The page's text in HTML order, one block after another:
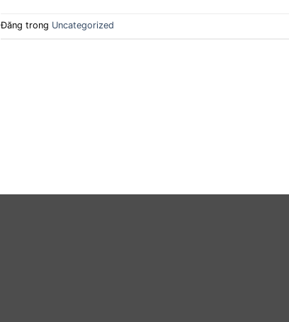
Đăng trong Uncategorized